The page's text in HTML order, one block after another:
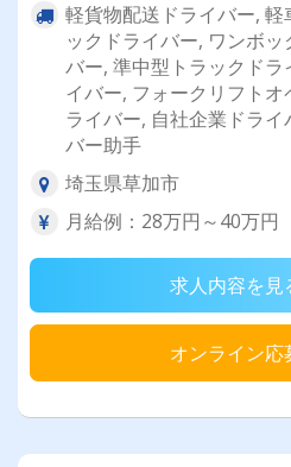
軽貨物配送ドライバー,
ックドライバー, ワンボ
バー, 準中型トラックド
イバー, フォークリフト
ライバー, 自社企業ドラ
バー助手
埼玉県草加市
月給例：28万円～40万円
求人内容を見
オンライン応